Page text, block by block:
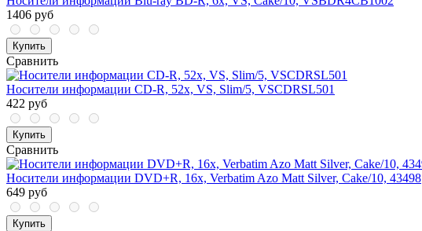
1406 руб
Купить
Сравнить
Носители информации CD-R, 52x, VS, Slim/5, VSCDRSL501
422 руб
Купить
Сравнить
Носители информации DVD+R, 16x, Verbatim Azo Matt Silver, Cake/10, 43498
649 руб
Купить